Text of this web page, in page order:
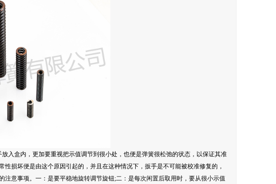
入盒内，更加要重视把示值调节到很小处，也便是弹簧很松弛的状态，以保证其准
损坏便是由这个原因引起的，并且在这种情况下，扳手是不可能被校准修复的，
意事项。一：是要平稳地旋转调节旋钮;二：是每次闲置后取用时，要从很小示值